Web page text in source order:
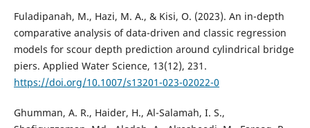
Fuladipanah, M., Hazi, M. A., & Kisi, O. (2023). An in-depth
comparative analysis of data-driven and classic regression
models for scour depth prediction around cylindrical bridge
piers. Applied Water Science, 13(12), 231.
https://doi.org/10.1007/s13201-023-02022-0
Ghumman, A. R., Haider, H., Al-Salamah, I. S.,